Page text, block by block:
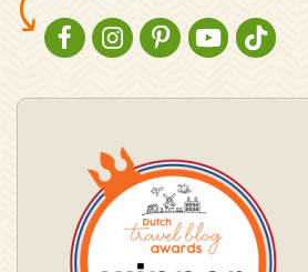
NATURESCANNER OP FACEBOOK
NATURESCANNER OP
NATURESCANNER OP